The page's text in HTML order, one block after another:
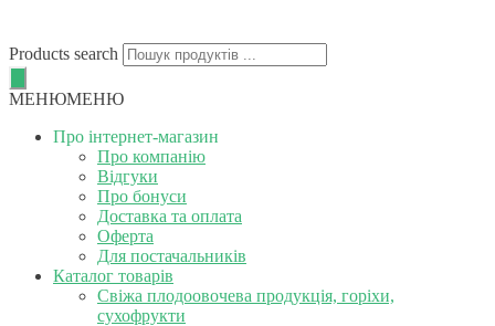
Products search
МЕНЮМЕНЮ
Про інтернет-магазин
Про компанію
Відгуки
Про бонуси
Доставка та оплата
Оферта
Для постачальників
Каталог товарів
Свіжа плодоовочева продукція, горіхи,
сухофрукти